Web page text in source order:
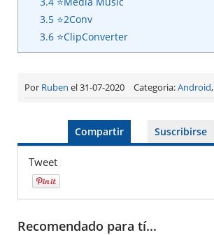
3.5 ⭐2Conv
3.6 ⭐ClipConverter
Por Ruben el 31-07-2020 Categoria:Android,
Compartir Suscribirse
Tweet
Recomendado para tí...